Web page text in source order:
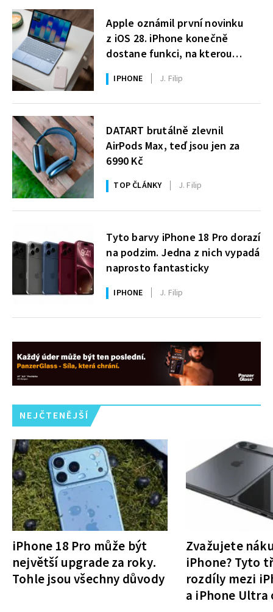
Apple oznámil první novinku
z iOS 28. iPhone konečně
dostane funkci, na kterou
uživatelé Windows čekají roky
IPHONE J. Filip
DATART brutálně zlevnil
AirPods Max, teď jsou jen za
6990 Kč
TOP ČLÁNKY J. Filip
Tyto barvy iPhone 18 Pro dorazí
na podzim. Jedna z nich vypadá
naprosto fantasticky
IPHONE J. Filip
NEJČTENĚJŠÍ
iPhone 18 Pro může být
největší upgrade za roky.
Tohle jsou všechny důvody
Zvažujete
iPhone? Tyto
rozdíly mezi
a iPhone Ultra